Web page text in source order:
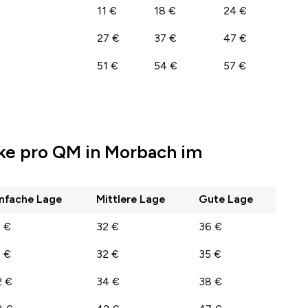
11 € 18 € 24 €
27 € 37 € 47 €
51 € 54 € 57 €
pro QM in Morbach im
Lage Mittlere Lage Gute Lage
€ 32 € 36 €
€ 32 € 35 €
€ 34 € 38 €